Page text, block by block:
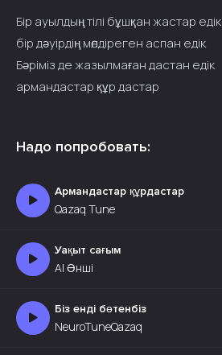
Бір ауылдың тілі бұшқан жастар едік
бір дәуірдің мөлдіреген аспан едік
Бәріміз де жазылмаған дастан едік
армандастар құр дастар
Надо попробовать:
Армандастар құрдастар
Qazaq Tune
Уақыт сағым
AI Әнші
Біз енді бөтенбіз
NeuroTuneQazaq